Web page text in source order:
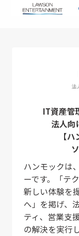
IT資産管
法人向
【
ハンモックは
ーです。「テ
新しい体験を
へ」を掲げ、
ティ、営業支
の解決を実行